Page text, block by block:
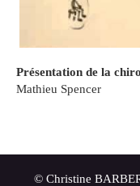
Présentation de la
Mathieu Spencer
© Christine